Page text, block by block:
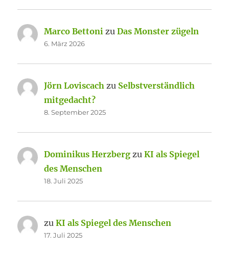
Marco Bettoni zuDas Monster zügeln
6. März 2026
Jörn Loviscach zu Selbstverständlich
mitgedacht?
8. September 2025
Dominikus Herzberg zuKI als Spiegel
des Menschen
18. Juli 2025
zuKI als Spiegel des Menschen
17. Juli 2025